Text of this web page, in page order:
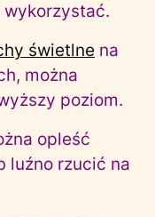
wykorzystać.
świetlne na
można
poziom.
opleść
luźno rzucić na